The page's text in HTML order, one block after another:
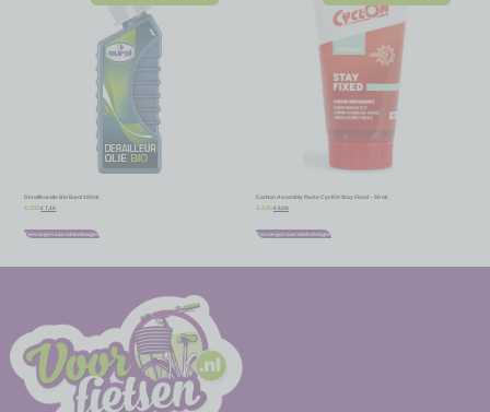
Derailleurolie Bio Eurol 100ml
€7,95 € 7,16
Toevoegen aan winkelwagen
Carbon Assembly Paste CyclOn Stay Fixed – 50 ml
€ 8,95 € 8,06
Toevoegen aan winkelwagen